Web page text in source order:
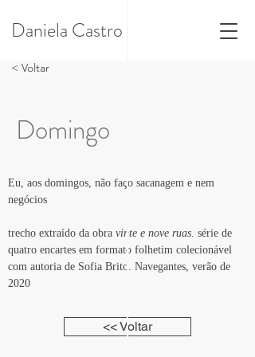
Daniela Castro
< Voltar
Domingo
Eu, aos domingos, não faço sacanagem e nem
negócios
trecho extraído da obra vinte e nove ruas. série de
quatro encartes em formato folhetim colecionável
com autoria de Sofia Brito. Navegantes, verão de
2020
<< Voltar